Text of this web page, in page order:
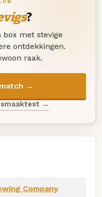
?
box met stevige
ontdekkingen.
raak.
→
→
Company